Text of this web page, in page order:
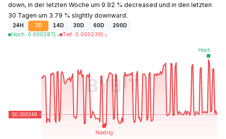
down, in der letzten Woche um 9.92 % decreased und in den letzten
30 Tagen um 3.79 % slightly downward.
24H 7D 14D 30D 60D
200D
Hoch: د.إ0.000287 Tief: د.إ0.000239
Zuletzt aktualisiert: 2026-08-07, 20:06 GMT+0